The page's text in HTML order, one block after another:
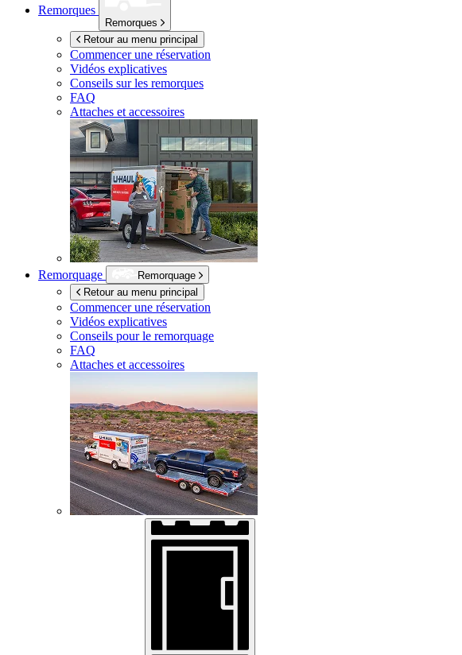
Remorques
Remorques
Retour au menu principal
Commencer une réservation
Vidéos explicatives
Conseils sur les remorques
FAQ
Attaches et accessoires
Remorquage
Remorquage
Retour au menu principal
Commencer une réservation
Vidéos explicatives
Conseils pour le remorquage
FAQ
Attaches et accessoires